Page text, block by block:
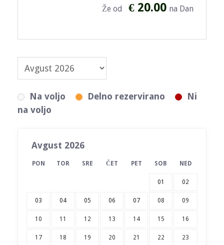
Že od € 20.00 na Dan
Na voljo Delno rezervirano
Ni
na voljo
Avgust 2026
PON TOR SRE ČET PET SOB NED
01 02
03 04 05 06 07 08 09
10 11 12 13 14 15 16
17 18 19 20 21 22 23